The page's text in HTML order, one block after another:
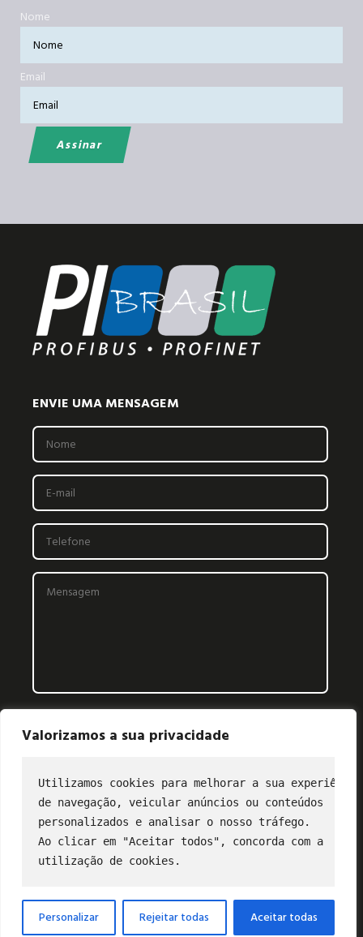
Valorizamos a sua privacidade
Utilizamos cookies para melhorar a sua experiência
de navegação, veicular anúncios ou conteúdos
personalizados e analisar o nosso tráfego.
Ao clicar em "Aceitar todos", concorda com a
utilização de cookies.
Personalizar Rejeitar todas Aceitar todas
Nome
Email
ENVIE UMA MENSAGEM
CONTATO
(11) 2849-3202
profibus@profibus.org.br